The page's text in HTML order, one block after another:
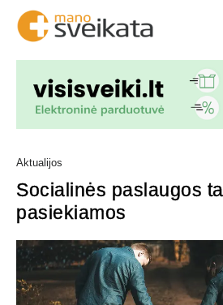
Aktualijos
Socialinės paslaugos
pasiekiamos